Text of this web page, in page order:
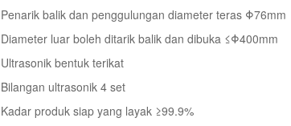
Penarik balik dan penggulungan diameter teras Φ76mm
Diameter luar boleh ditarik balik dan dibuka ≤Φ400mm
Ultrasonik bentuk terikat
Bilangan ultrasonik 4 set
Kadar produk siap yang layak ≥99.9%